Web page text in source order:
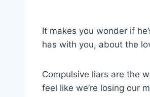
It makes you wonder if
has with you, about the
Compulsive liars are the
feel like we’re losing our